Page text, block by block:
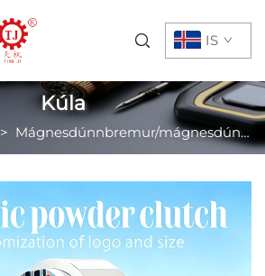
IS
Kúla
> Mágnesdúnnbremur/mágnesdúnnklútur